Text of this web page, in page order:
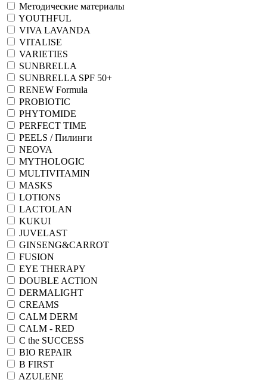
Методические материалы
YOUTHFUL
VIVA LAVANDA
VITALISE
VARIETIES
SUNBRELLA
SUNBRELLA SPF 50+
RENEW Formula
PROBIOTIC
PHYTOMIDE
PERFECT TIME
PEELS / Пилинги
NEOVA
MYTHOLOGIC
MULTIVITAMIN
MASKS
LOTIONS
LACTOLAN
KUKUI
JUVELAST
GINSENG&CARROT
FUSION
EYE THERAPY
DOUBLE ACTION
DERMALIGHT
CREAMS
CALM DERM
CALM - RED
C the SUCCESS
BIO REPAIR
B FIRST
AZULENE